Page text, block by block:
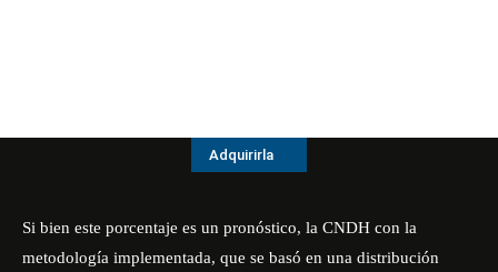
Adquirirla
Si bien este porcentaje es un pronóstico, la CNDH con la
metodología implementada, que se basó en una distribución